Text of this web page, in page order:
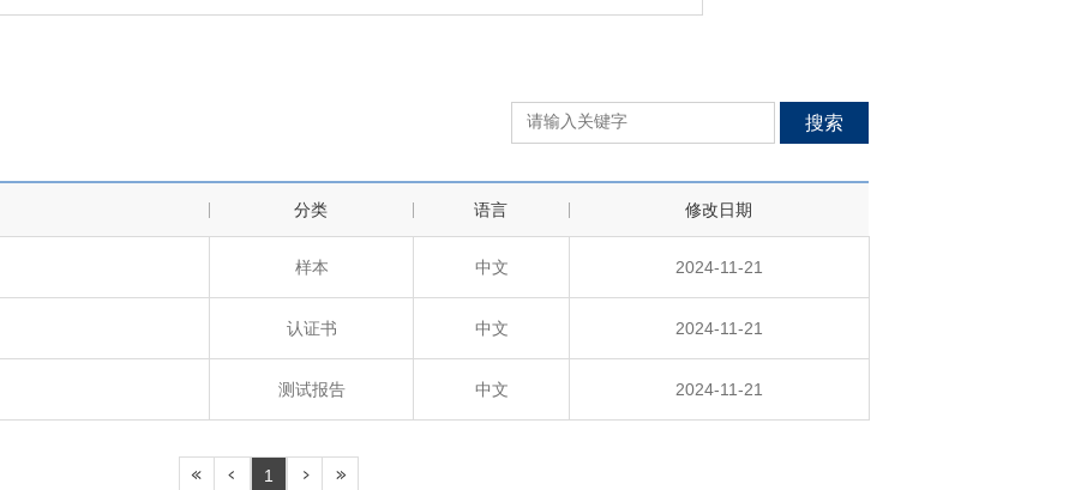
搜索
分类 语言 修改日期
样本 中文 2024-11-21
认证书 中文 2024-11-21
测试报告 中文 2024-11-21
1